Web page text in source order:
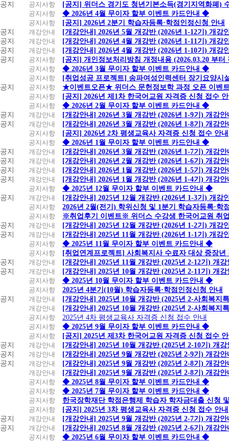
공지
공지사항
[공지] 위더스 경기도 청년기본소득(경기지역화폐)
공지사항
◆ 2026년 4월 무이자 할부 이벤트 카드안내 ◆
공지사항
[공지] 2026년 2분기 학습자등록·학점인정신청 안내
공지
개강안내
[개강안내] 2026년 5월 개강반 (2026년 1-12기) 개강
공지
개강안내
[개강안내] 2026년 4월 개강반 (2026년 1-11기) 개강
공지
개강안내
[개강안내] 2026년 4월 개강반 (2026년 1-10기) 개강
공지
공지사항
[공지] 개인정보처리방침 개정내용 (2026.03.20 부터
공지사항
◆ 2026년 3월 무이자 할부 이벤트 카드안내 ◆
공지사항
[취업성공 프로젝트] 송파여성인력센터 장기요양시
공지
공지사항
★이벤트오픈★ 위더스 문헌정보학 과정 오픈 이벤
공지사항
[공지] 2026년 제1차 한국어교원 자격증 신청 접수
공지사항
◆ 2026년 2월 무이자 할부 이벤트 카드안내 ◆
공지
개강안내
[개강안내] 2026년 3월 개강반 (2026년 1-9기) 개강안
공지
개강안내
[개강안내] 2026년 3월 개강반 (2026년 1-8기) 개강안
공지사항
[공지] 2026년 2차 평생교육사 자격증 신청 접수 안내
공지사항
◆ 2026년 1월 무이자 할부 이벤트 카드안내 ◆
공지
개강안내
[개강안내] 2026년 3월 개강반 (2026년 1-7기) 개강안
공지
개강안내
[개강안내] 2026년 2월 개강반 (2026년 1-6기) 개강안
공지
개강안내
[개강안내] 2026년 1월 개강반 (2026년 1-5기) 개강안
공지
개강안내
[개강안내] 2026년 1월 개강반 (2026년 1-4기) 개강안
공지사항
◆ 2025년 12월 무이자 할부 이벤트 카드안내 ◆
공지
개강안내
[개강안내] 2025년 12월 개강반 (2026년 1-3기) 개강
공지사항
2026년 2월(전기) 학위신청 및 1분기 학습자등록·학
공지사항
※취업후기 이벤트※ 위더스 수강생 한국어교원 취
공지
개강안내
[개강안내] 2025년 12월 개강반 (2026년 1-2기) 개강
공지
개강안내
[개강안내] 2025년 11월 개강반 (2026년 1-1기) 개강
공지사항
◆ 2025년 11월 무이자 할부 이벤트 카드안내 ◆
공지사항
[취업연계프로젝트] 사회복지사 수료자 대상 중장
공지
개강안내
[개강안내] 2025년 11월 개강반 (2025년 2-12기) 개강
공지
개강안내
[개강안내] 2025년 10월 개강반 (2025년 2-11기) 개강
공지사항
◆ 2025년 10월 무이자 할부 이벤트 카드안내 ◆
공지사항
2025년 4분기(10월) 학습자등록·학점인정신청 안내
공지
개강안내
[개강안내] 2025년 10월 개강반 (2025년 2-사회복지
개강안내
[개강안내] 2025년 10월 개강반 (2025년 2-사회복지
공지사항
2025년 4차 평생교육사 자격증 신청 접수 안내
공지사항
◆ 2025년 9월 무이자 할부 이벤트 카드안내 ◆
공지사항
[공지] 2025년 제3차 한국어교원 자격증 신청 접수
공지
개강안내
[개강안내] 2025년 10월 개강반 (2025년 2-10기) 개강
공지
개강안내
[개강안내] 2025년 9월 개강반 (2025년 2-9기) 개강안
공지
개강안내
[개강안내] 2025년 9월 개강반 (2025년 2-8기) 개강안
개강안내
[개강안내] 2025년 9월 개강반 (2025년 2-8기) 개강안
공지사항
◆ 2025년 8월 무이자 할부 이벤트 카드안내 ◆
공지사항
◆ 2025년 7월 무이자 할부 이벤트 카드안내 ◆
공지사항
한국장학재단 학점은행제 학습자 학자금대출 신청
공지사항
[공지] 2025년 3차 평생교육사 자격증 신청 접수 안내
공지
개강안내
[개강안내] 2025년 9월 개강반 (2025년 2-7기) 개강안
공지
개강안내
[개강안내] 2025년 8월 개강반 (2025년 2-6기) 개강안
공지사항
◆ 2025년 6월 무이자 할부 이벤트 카드안내 ◆